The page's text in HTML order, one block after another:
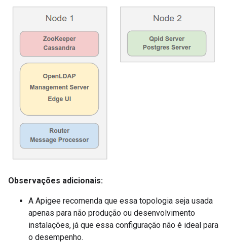
Observações adicionais:
A Apigee recomenda que essa topologia seja usada
apenas para não produção ou desenvolvimento
instalações, já que essa configuração não é ideal para
o desempenho.